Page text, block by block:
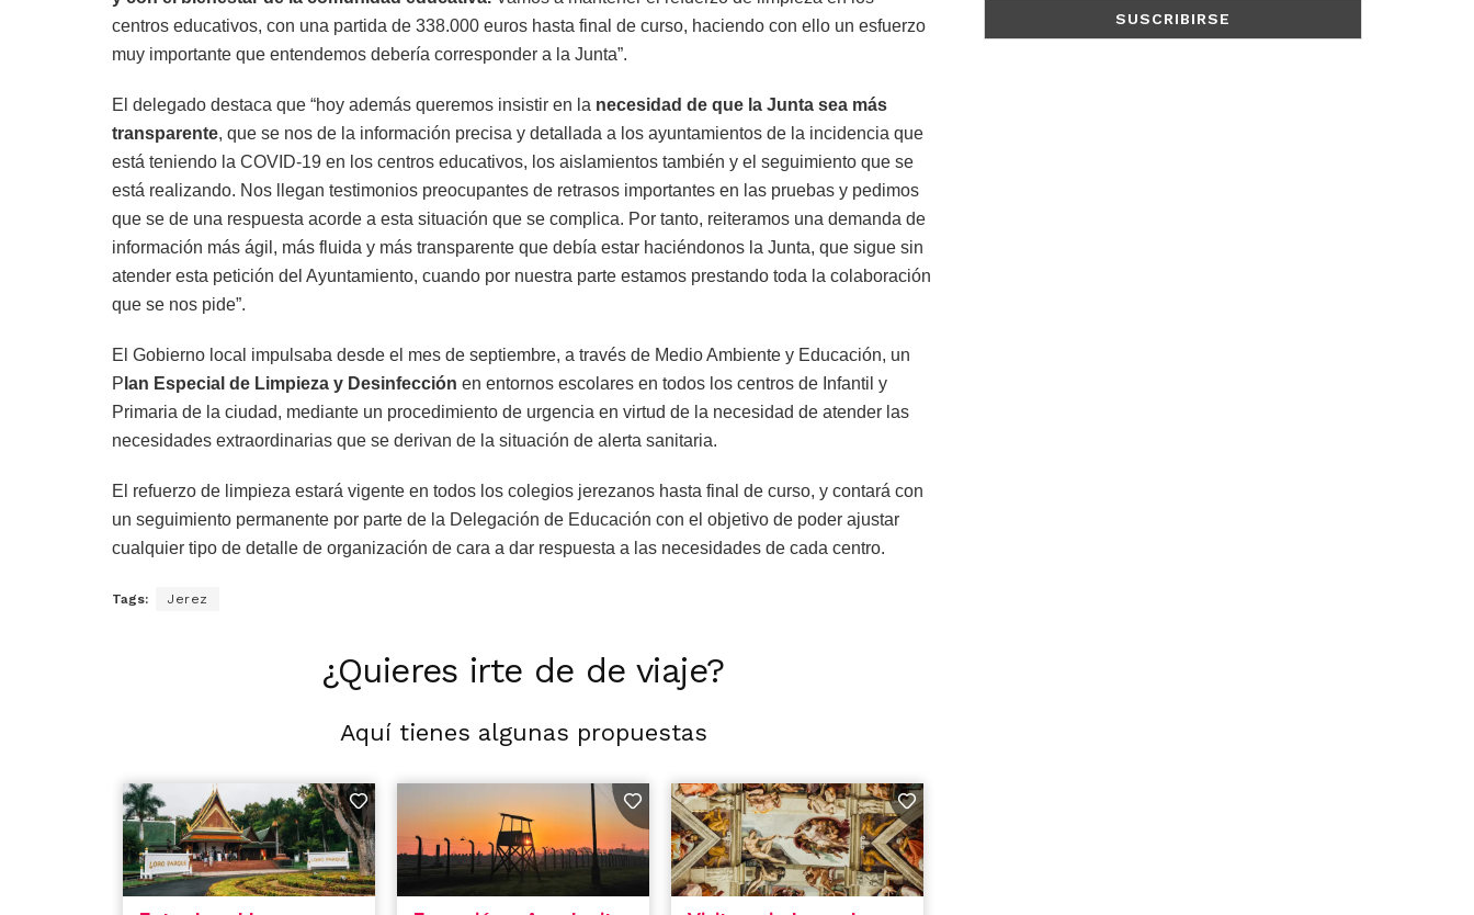
centros educativos, con una partida de 338.000 euros hasta final de curso, haciendo con ello un esfuerzo
muy importante que entendemos debería corresponder a la Junta”.
El delegado destaca que “hoy además queremos insistir en la necesidad de que la Junta sea más
transparente, que se nos de la información precisa y detallada a los ayuntamientos de la incidencia que
está teniendo la COVID-19 en los centros educativos, los aislamientos también y el seguimiento que se
está realizando. Nos llegan testimonios preocupantes de retrasos importantes en las pruebas y pedimos
que se de una respuesta acorde a esta situación que se complica. Por tanto, reiteramos una demanda de
información más ágil, más fluida y más transparente que debía estar haciéndonos la Junta, que sigue sin
atender esta petición del Ayuntamiento, cuando por nuestra parte estamos prestando toda la colaboración
que se nos pide”.
El Gobierno local impulsaba desde el mes de septiembre, a través de Medio Ambiente y Educación, un
P lan Especial de Limpieza y Desinfección en entornos escolares en todos los centros de Infantil y
Primaria de la ciudad, mediante un procedimiento de urgencia en virtud de la necesidad de atender las
necesidades extraordinarias que se derivan de la situación de alerta sanitaria.
El refuerzo de limpieza estará vigente en todos los colegios jerezanos hasta final de curso, y contará con
un seguimiento permanente por parte de la Delegación de Educación con el objetivo de poder ajustar
cualquier tipo de detalle de organización de cara a dar respuesta a las necesidades de cada centro.
Tags: Jerez
¿Quieres irte de de viaje?
Aquí tienes algunas propuestas